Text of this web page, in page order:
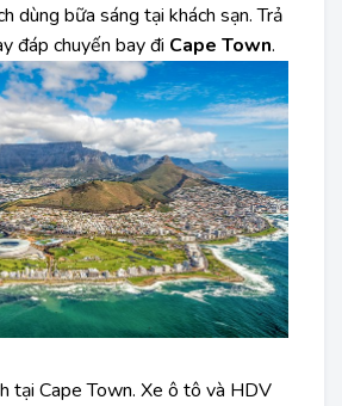
dùng bữa sáng tại khách sạn. Trả
đáp chuyến bay đi Cape Town.
tại Cape Town. Xe ô tô và HDV